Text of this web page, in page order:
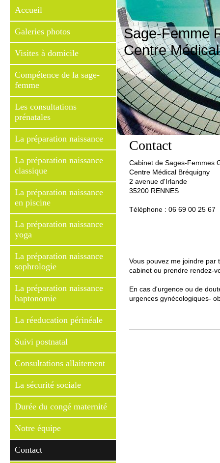
Accueil
Galeries photos
Visites à domicile
Compétence de la sage-
femme
Les consultations
prénatales
La préparation naissance
La préparation naissance
classique
La préparation naissance
en piscine
La préparation naissance
yoga
La préparation naissance
sophrologie
La préparation naissance
haptonomie
La réeducation périnéale
Suivi postnatal
Consultations allaitement
La sécurité sociale
Durée du congé maternité
Notre équipe
Contact
Sage-Femme
Centre
Contact
Cabinet de Sages-Femmes
Centre Médical Bréquigny
2 avenue d'Irlande
35200 RENNES
Téléphone : 06 69 00 25 67
Vous pouvez me joindre par
cabinet ou prendre rendez-
En cas d'urgence ou de
urgences gynécologiques-